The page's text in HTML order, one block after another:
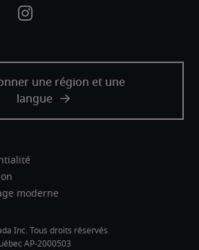
moderne
Inc. Tous droits réservés.